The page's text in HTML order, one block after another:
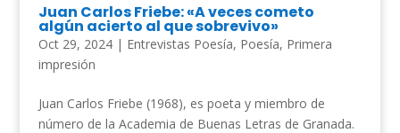
Juan Carlos Friebe: «A veces cometo
algún acierto al que sobrevivo»
Oct 29, 2024| Entrevistas Poesía, Poesía, Primera
impresión
Juan Carlos Friebe (1968), es poeta y miembro de
número de la Academia de Buenas Letras de Granada.